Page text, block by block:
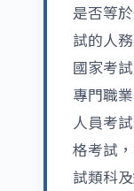
是否等
試的人
國家考
專門職
人員考
格考試
試類科